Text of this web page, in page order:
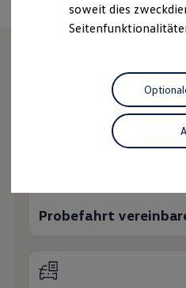
Driving Experience
Volkswagen
Lifestyle Shop
T-Roc Kollektion
Golf Kollektion
ID. Kollektion
Volkswagen
R-Kollektion
Besitzer und Service
Wie
Ihnen
Probefahrt
soweit dies